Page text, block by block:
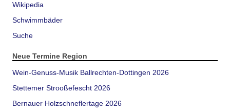
Wikipedia
Schwimmbäder
Suche
Neue Termine Region
Wein-Genuss-Musik Ballrechten-Dottingen 2026
Stettemer Strooßefescht 2026
Bernauer Holzschneflertage 2026